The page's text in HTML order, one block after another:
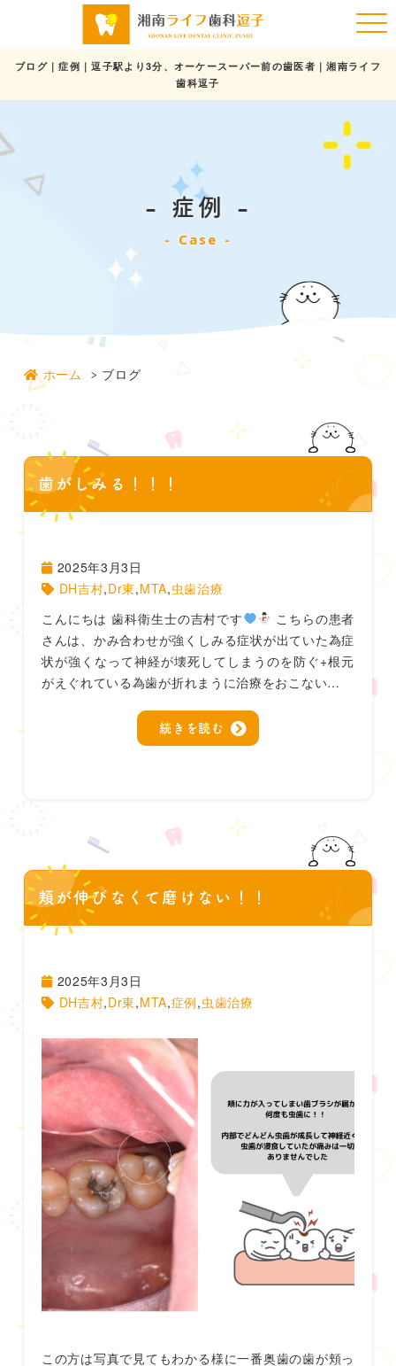
症例
Case
ブログ｜症例｜逗子駅より3分、オーケースーパー前の歯医者｜湘南ライフ
歯科逗子
ホーム ブログ
歯がしみる！！！
2025年3月3日
DH吉村,Dr東,MTA,虫歯治療
こんにちは 歯科衛生士の吉村です
こちらの患者
さんは、かみ合わせが強くしみる症状が出ていた為症
状が強くなって神経が壊死してしまうのを防ぐ+根元
がえぐれている為歯が折れまうに治療をおこない…
続きを読む
頬が伸びなくて磨けない！！
2025年3月3日
DH吉村,Dr東,MTA,症例,虫歯治療
この方は写真で見てもわかる様に一番奥歯の歯が頬っ